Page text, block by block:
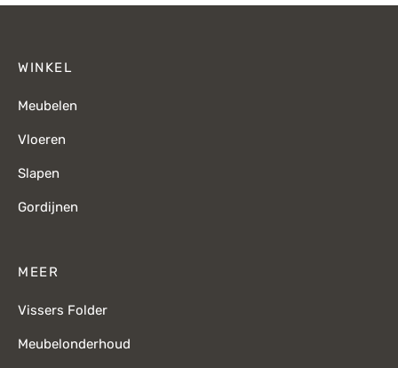
WINKEL
Meubelen
Vloeren
Slapen
Gordijnen
MEER
Vissers Folder
Meubelonderhoud